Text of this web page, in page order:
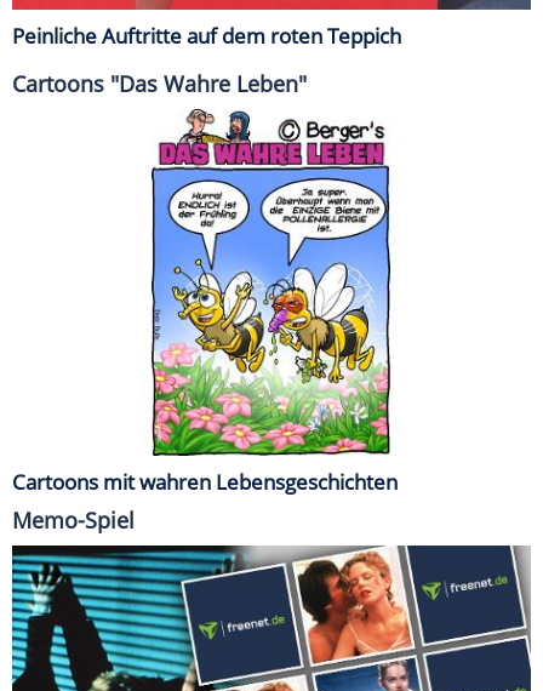
Peinliche Auftritte auf dem roten Teppich
Cartoons "Das Wahre Leben"
Cartoons mit wahren Lebensgeschichten
Memo-Spiel